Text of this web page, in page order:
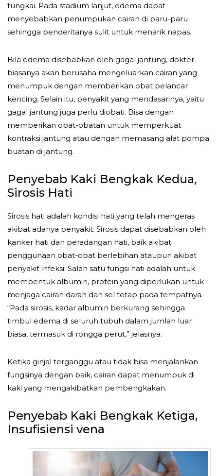
tungkai. Pada stadium lanjut, edema dapat
menyebabkan penumpukan cairan di paru-paru
sehingga penderitanya sulit untuk menarik napas.
Bila edema disebabkan oleh gagal jantung, dokter
biasanya akan berusaha mengeluarkan cairan yang
menumpuk dengan memberikan obat pelancar
kencing. Selain itu, penyakit yang mendasarinya, yaitu
gagal jantung juga perlu diobati. Bisa dengan
memberikan obat-obatan untuk memperkuat
kontraksi jantung atau dengan memasang alat pompa
buatan di jantung.
Penyebab Kaki Bengkak Kedua,
Sirosis Hati
Sirosis hati adalah kondisi hati yang telah mengeras
akibat adanya penyakit. Sirosis dapat disebabkan oleh
kanker hati dan peradangan hati, baik akibat
penggunaan obat-obat berlebihan ataupun akibat
penyakit infeksi. Salah satu fungsi hati adalah untuk
membentuk albumin, protein yang diperlukan untuk
menjaga cairan darah dan sel tetap pada tempatnya.
“Pada sirosis, kadar albumin berkurang sehingga
timbul edema di seluruh tubuh dalam jumlah luar
biasa, termasuk di rongga perut,” jelasnya.
Ketika ginjal terganggu atau tidak bisa menjalankan
fungsinya dengan baik, cairan dapat menumpuk di
kaki yang mengakibatkan pembengkakan.
Penyebab Kaki Bengkak Ketiga,
Insufisiensi vena